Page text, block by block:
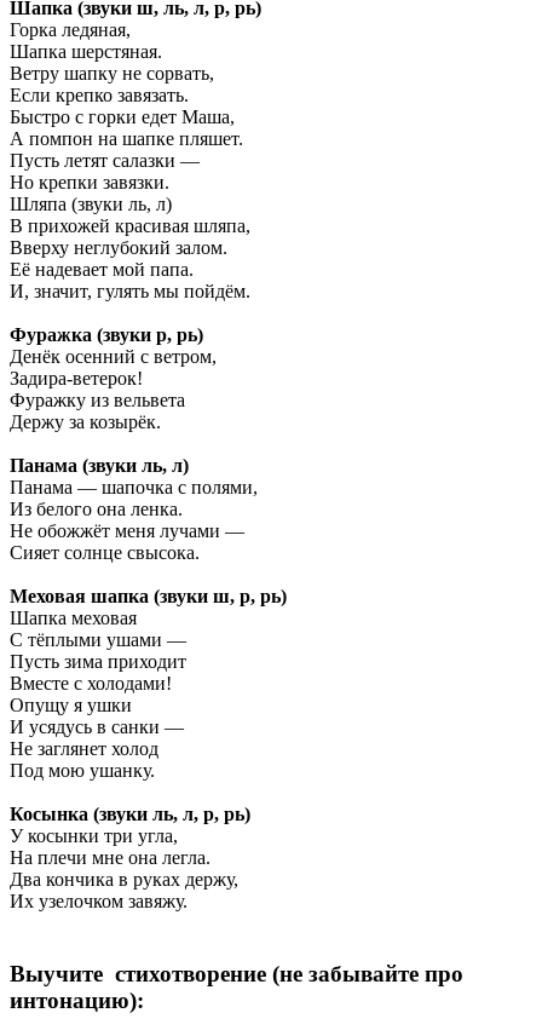
Шапка (звуки ш, ль, л, р, рь)
Горка ледяная,
Шапка шерстяная.
Ветру шапку не сорвать,
Если крепко завязать.
Быстро с горки едет Маша,
А помпон на шапке пляшет.
Пусть летят салазки —
Но крепки завязки.
Шляпа (звуки ль, л)
В прихожей красивая шляпа,
Вверху неглубокий залом.
Её надевает мой папа.
И, значит, гулять мы пойдём.
Фуражка (звуки р, рь)
Денёк осенний с ветром,
Задира-ветерок!
Фуражку из вельвета
Держу за козырёк.
Панама (звуки ль, л)
Панама — шапочка с полями,
Из белого она ленка.
Не обожжёт меня лучами —
Сияет солнце свысока.
Меховая шапка (звуки ш, р, рь)
Шапка меховая
С тёплыми ушами —
Пусть зима приходит
Вместе с холодами!
Опущу я ушки
И усядусь в санки —
Не заглянет холод
Под мою ушанку.
Косынка (звуки ль, л, р, рь)
У косынки три угла,
На плечи мне она легла.
Два кончика в руках держу,
Их узелочком завяжу.
Выучите стихотворение (не забывайте про
интонацию):